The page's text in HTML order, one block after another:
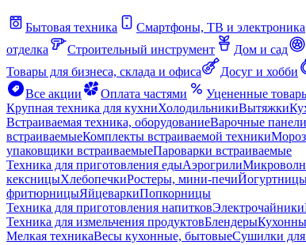
Бытовая техника Смартфоны, ТВ и электроника
отделка
Строительный инструмент Дом и сад
Товары для бизнеса, склада и офиса
Досуг и хобби
Все акции
Оплата частями Уцененные
Крупная техника для кухниХолодильникиВытяжки
Встраиваемая техника, оборудованиеВарочные панели
встраиваемыеКомплекты встраиваемой техники
упаковщики встраиваемыеПароварки встраиваемые
Техника для приготовления едыАэрогрили
кексницыХлебопечкиРостеры, мини-печи
фритюрницыЯйцеваркиПопкорницы
Техника для приготовления напитковЭлектрочайники
Техника для измельчения продуктовБлендеры
Мелкая техникаВесы кухонные, бытовыеСушилки